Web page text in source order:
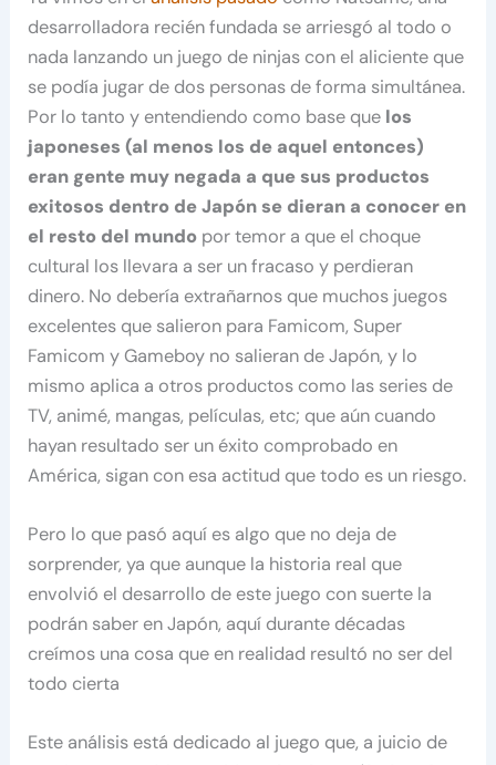
desarrolladora recién fundada se arriesgó al todo o
nada lanzando un juego de ninjas con el aliciente que
se podía jugar de dos personas de forma simultánea.
Por lo tanto y entendiendo como base que los
japoneses (al menos los de aquel entonces)
eran gente muy negada a que sus productos
exitosos dentro de Japón se dieran a conocer en
el resto del mundo por temor a que el choque
cultural los llevara a ser un fracaso y perdieran
dinero. No debería extrañarnos que muchos juegos
excelentes que salieron para Famicom, Super
Famicom y Gameboy no salieran de Japón, y lo
mismo aplica a otros productos como las series de
TV, animé, mangas, películas, etc; que aún cuando
hayan resultado ser un éxito comprobado en
América, sigan con esa actitud que todo es un riesgo.
Pero lo que pasó aquí es algo que no deja de
sorprender, ya que aunque la historia real que
envolvió el desarrollo de este juego con suerte la
podrán saber en Japón, aquí durante décadas
creímos una cosa que en realidad resultó no ser del
todo cierta
Este análisis está dedicado al juego que, a juicio de